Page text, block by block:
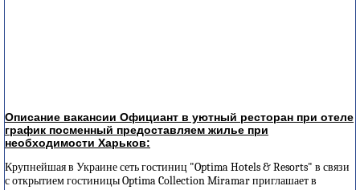
Описание вакансии Официант в уютный ресторан при отеле
график посменный предоставляем жилье при
необходимости Харьков:
Крупнейшая в Украине сеть гостиниц "Optima Hotels & Resorts" в связи
с открытием гостиницы Optima Collection Miramar приглашает в